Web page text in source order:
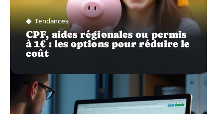
Tendances
CPF, aides régionales ou permis
à 1€ : les options pour réduire le
coût